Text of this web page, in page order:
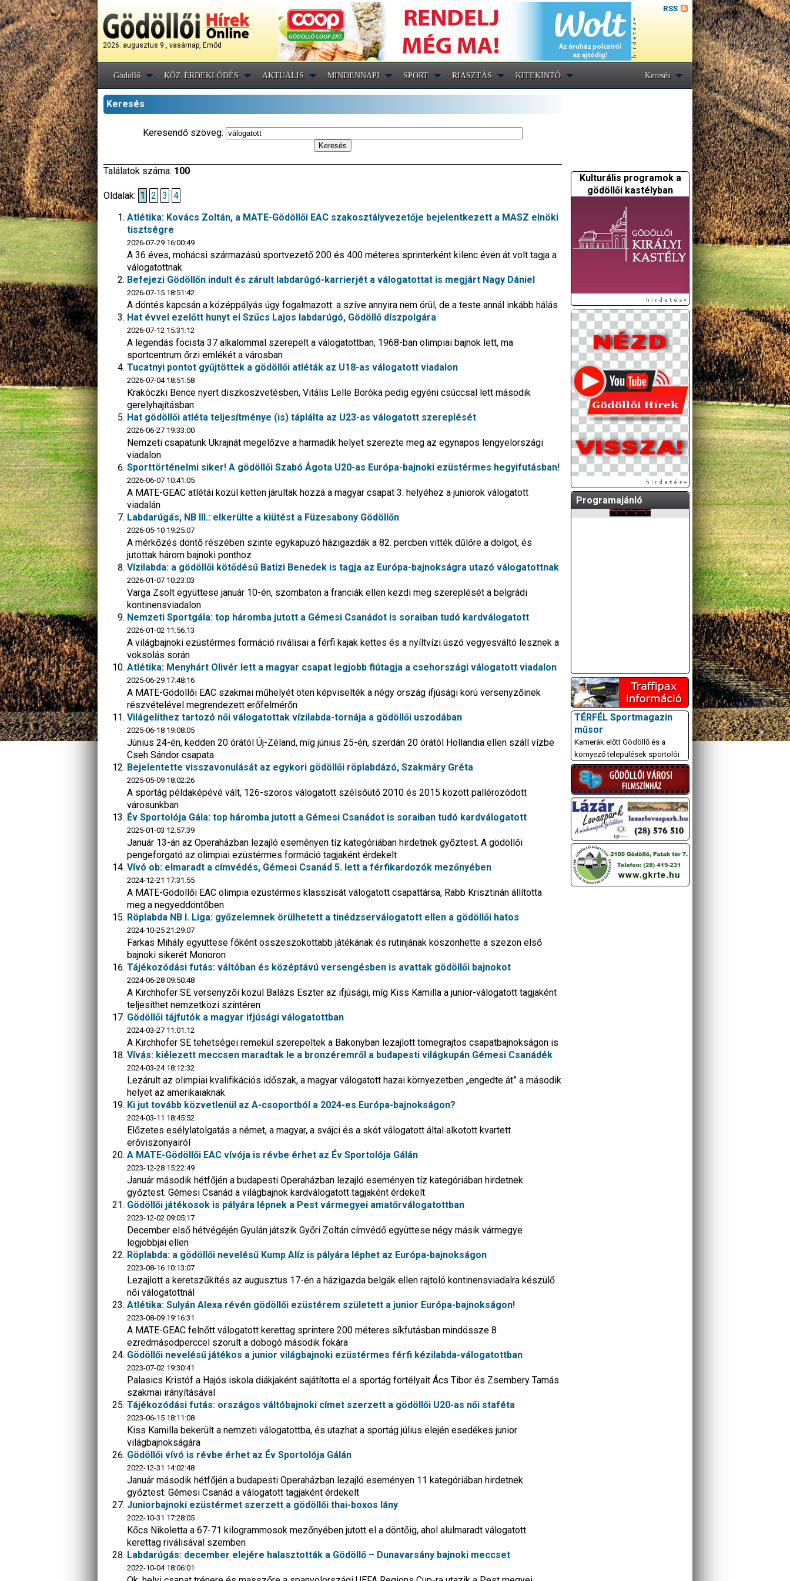
2026. augusztus 9., vasárnap, Emõd
RSS
Gödöllő KÖZ-ÉRDEKLŐDÉS AKTUÁLIS MINDENNAPI SPORT RIASZTÁS KITEKINTŐ Keresés
Keresés
Keresendő szöveg:
Találatok száma: 100
Oldalak: 1 2 3
4
Atlétika: Kovács Zoltán, a MATE-Gödöllői EAC szakosztályvezetője bejelentkezett a MASZ elnöki
tisztségre
2026-07-29 16:00:49
A 36 éves, mohácsi származású sportvezető 200 és 400 méteres sprinterként kilenc éven át volt tagja a
válogatottnak
Befejezi Gödöllőn indult és zárult labdarúgó-karrierjét a válogatottat is megjárt Nagy Dániel
2026-07-15 18:51:42
A döntés kapcsán a középpályás úgy fogalmazott: a szíve annyira nem örül, de a teste annál inkább hálás
Hat évvel ezelőtt hunyt el Szűcs Lajos labdarúgó, Gödöllő díszpolgára
2026-07-12 15:31:12
A legendás focista 37 alkalommal szerepelt a válogatottban, 1968-ban olimpiai bajnok lett, ma
sportcentrum őrzi emlékét a városban
Tucatnyi pontot gyűjtöttek a gödöllői atléták az U18-as válogatott viadalon
2026-07-04 18:51:58
Krakóczki Bence nyert diszkoszvetésben, Vitális Lelle Boróka pedig egyéni csúccsal lett második
gerelyhajításban
Hat gödöllői atléta teljesítménye (is) táplálta az U23-as válogatott szereplését
2026-06-27 19:33:00
Nemzeti csapatunk Ukrajnát megelőzve a harmadik helyet szerezte meg az egynapos lengyelországi
viadalon
Sporttörténelmi siker! A gödöllői Szabó Ágota U20-as Európa-bajnoki ezüstérmes hegyifutásban!
2026-06-07 10:41:05
A MATE-GEAC atlétái közül ketten járultak hozzá a magyar csapat 3. helyéhez a juniorok válogatott
viadalán
Labdarúgás, NB III.: elkerülte a kiütést a Füzesabony Gödöllőn
2026-05-10 19:25:07
A mérkőzés döntő részében szinte egykapuzó házigazdák a 82. percben vitték dűlőre a dolgot, és
jutottak három bajnoki ponthoz
Vízilabda: a gödöllői kötődésű Batizi Benedek is tagja az Európa-bajnokságra utazó válogatottnak
2026-01-07 10:23:03
Varga Zsolt együttese január 10-én, szombaton a franciák ellen kezdi meg szereplését a belgrádi
kontinensviadalon
Nemzeti Sportgála: top háromba jutott a Gémesi Csanádot is soraiban tudó kardválogatott
2026-01-02 11:56:13
A világbajnoki ezüstérmes formáció riválisai a férfi kajak kettes és a nyíltvízi úszó vegyesváltó lesznek a
voksolás során
Atlétika: Menyhárt Olivér lett a magyar csapat legjobb fiútagja a csehországi válogatott viadalon
2025-06-29 17:48:16
A MATE-Gödöllői EAC szakmai műhelyét öten képviselték a négy ország ifjúsági korú versenyzőinek
részvételével megrendezett erőfelmérőn
Világelithez tartozó női válogatottak vízilabda-tornája a gödöllői uszodában
2025-06-18 19:08:05
Június 24-én, kedden 20 órától Új-Zéland, míg június 25-én, szerdán 20 órától Hollandia ellen száll vízbe
Cseh Sándor csapata
Bejelentette visszavonulását az egykori gödöllői röplabdázó, Szakmáry Gréta
2025-05-09 18:02:26
A sportág példaképévé vált, 126-szoros válogatott szélsőütő 2010 és 2015 között pallérozódott
városunkban
Év Sportolója Gála: top háromba jutott a Gémesi Csanádot is soraiban tudó kardválogatott
2025-01-03 12:57:39
Január 13-án az Operaházban lezajló eseményen tíz kategóriában hirdetnek győztest. A gödöllői
pengeforgató az olimpiai ezüstérmes formáció tagjaként érdekelt
Vívó ob: elmaradt a címvédés, Gémesi Csanád 5. lett a férfikardozók mezőnyében
2024-12-21 17:31:55
A MATE-Gödöllői EAC olimpia ezüstérmes klasszisát válogatott csapattársa, Rabb Krisztinán állította
meg a negyeddöntőben
Röplabda NB I. Liga: győzelemnek örülhetett a tinédzserválogatott ellen a gödöllői hatos
2024-10-25 21:29:07
Farkas Mihály együttese főként összeszokottabb játékának és rutinjának köszönhette a szezon első
bajnoki sikerét Monoron
Tájékozódási futás: váltóban és középtávú versengésben is avattak gödöllői bajnokot
2024-06-28 09:50:48
A Kirchhofer SE versenyzői közül Balázs Eszter az ifjúsági, míg Kiss Kamilla a junior-válogatott tagjaként
teljesíthet nemzetközi színtéren
Gödöllői tájfutók a magyar ifjúsági válogatottban
2024-03-27 11:01:12
A Kirchhofer SE tehetségei remekül szerepeltek a Bakonyban lezajlott tömegrajtos csapatbajnokságon is
Vívás: kiélezett meccsen maradtak le a bronzéremről a budapesti világkupán Gémesi Csanádék
2024-03-24 18:12:32
Lezárult az olimpiai kvalifikációs időszak, a magyar válogatott hazai környezetben „engedte át” a második
helyet az amerikaiaknak
Ki jut tovább közvetlenül az A-csoportból a 2024-es Európa-bajnokságon?
2024-03-11 18:45:52
Előzetes esélylatolgatás a német, a magyar, a svájci és a skót válogatott által alkotott kvartett
erőviszonyairól
A MATE-Gödöllői EAC vívója is révbe érhet az Év Sportolója Gálán
2023-12-28 15:22:49
Január második hétfőjén a budapesti Operaházban lezajló eseményen tíz kategóriában hirdetnek
győztest. Gémesi Csanád a világbajnok kardválogatott tagjaként érdekelt
Gödöllői játékosok is pályára lépnek a Pest vármegyei amatőrválogatottban
2023-12-02 09:05:17
December első hétvégéjén Gyulán játszik Győri Zoltán címvédő együttese négy másik vármegye
legjobbjai ellen
Röplabda: a gödöllői nevelésű Kump Alíz is pályára léphet az Európa-bajnokságon
2023-08-16 10:13:07
Lezajlott a keretszűkítés az augusztus 17-én a házigazda belgák ellen rajtoló kontinensviadalra készülő
női válogatottnál
Atlétika: Sulyán Alexa révén gödöllői ezüstérem született a junior Európa-bajnokságon!
2023-08-09 19:16:31
A MATE-GEAC felnőtt válogatott kerettag sprintere 200 méteres síkfutásban mindössze 8
ezredmásodperccel szorult a dobogó második fokára
Gödöllői nevelésű játékos a junior világbajnoki ezüstérmes férfi kézilabda-válogatottban
2023-07-02 19:30:41
Palasics Kristóf a Hajós iskola diákjaként sajátította el a sportág fortélyait Ács Tibor és Zsembery Tamás
szakmai irányításával
Tájékozódási futás: országos váltóbajnoki címet szerzett a gödöllői U20-as női staféta
2023-06-15 18:11:08
Kiss Kamilla bekerült a nemzeti válogatottba, és utazhat a sportág július elején esedékes junior
világbajnokságára
Gödöllői vívó is révbe érhet az Év Sportolója Gálán
2022-12-31 14:02:48
Január második hétfőjén a budapesti Operaházban lezajló eseményen 11 kategóriában hirdetnek
győztest. Gémesi Csanád a válogatott tagjaként érdekelt
Juniorbajnoki ezüstérmet szerzett a gödöllői thai-boxos lány
2022-10-31 17:28:05
Kőcs Nikoletta a 67-71 kilogrammosok mezőnyében jutott el a döntőig, ahol alulmaradt válogatott
kerettag riválisával szemben
Labdarúgás: december elejére halasztották a Gödöllő – Dunavarsány bajnoki meccset
2022-10-04 18:06:01
Kulturális programok a
gödöllői kastélyban
Programajánló
A GÖDÖLLŐI ÉS
KÖRNYÉKBELI
KULTURÁLIS- ÉS
SPORTPROGRAMOKAT
KÖZÖSSÉGI
OLDALUNKON TESSZÜK
KÖZZÉ!
TÉRFÉL Sportmagazin
műsor
Kamerák előtt Gödöllő és a
környező települések sportolói